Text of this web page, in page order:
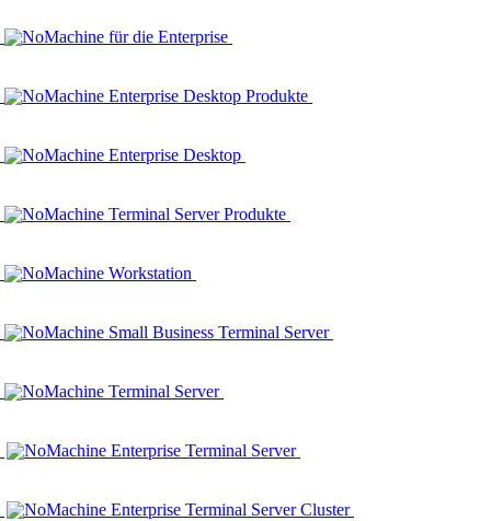
NoMachine für die Enterprise
NoMachine Enterprise Desktop Produkte
NoMachine Enterprise Desktop
NoMachine Terminal Server Produkte
NoMachine Workstation
NoMachine Small Business Terminal Server
NoMachine Terminal Server
NoMachine Enterprise Terminal Server
NoMachine Enterprise Terminal Server Cluster